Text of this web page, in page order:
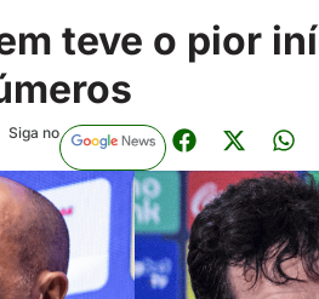
teve o pior
Siga no